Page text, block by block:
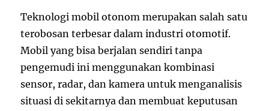
Teknologi mobil otonom merupakan salah satu
terobosan terbesar dalam industri otomotif.
Mobil yang bisa berjalan sendiri tanpa
pengemudi ini menggunakan kombinasi
sensor, radar, dan kamera untuk menganalisis
situasi di sekitarnya dan membuat keputusan